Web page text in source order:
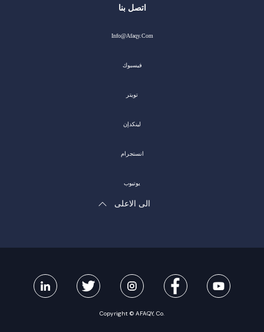
اتصل بنا
Info@afaqy.com
فيسبوك
تويتر
لينكدإن
انستجرام
يوتيوب
الى الاعلى
Copyright © AFAQY, Co.